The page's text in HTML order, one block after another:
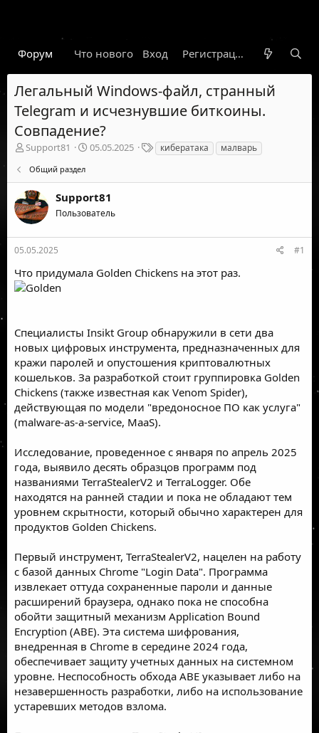
Форум Что нового Гарант Новости
Вход Регистрация
Легальный Windows-файл, странный
Telegram и исчезнувшие биткоины.
Совпадение?
А
о
р
т
е
м
ы
Support81
Д
а
н
а
а
05.05.2025
Т
е
и
кибератака малварь
Общий раздел
Support81
Пользователь
05.05.2025 #1
Что придумала Golden Chickens на этот раз.
Специалисты Insikt Group обнаружили в сети два
новых цифровых инструмента, предназначенных для
кражи паролей и опустошения криптовалютных
кошельков. За разработкой стоит группировка Golden
Chickens (также известная как Venom Spider),
действующая по модели "вредоносное ПО как услуга"
(malware-as-a-service, MaaS).
Исследование, проведенное с января по апрель 2025
года, выявило десять образцов программ под
названиями TerraStealerV2 и TerraLogger. Обе
находятся на ранней стадии и пока не обладают тем
уровнем скрытности, который обычно характерен для
продуктов Golden Chickens.
Первый инструмент, TerraStealerV2, нацелен на работу
с базой данных Chrome "Login Data". Программа
извлекает оттуда сохраненные пароли и данные
расширений браузера, однако пока не способна
обойти защитный механизм Application Bound
Encryption (ABE). Эта система шифрования,
внедренная в Chrome в середине 2024 года,
обеспечивает защиту учетных данных на системном
уровне. Неспособность обхода ABE указывает либо на
незавершенность разработки, либо на использование
устаревших методов взлома.